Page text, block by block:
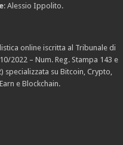
: Alessio Ippolito.
online iscritta al Tribunale di
2022 – Num. Reg. Stampa 143 e
specializzata su Bitcoin, Crypto,
e Blockchain.